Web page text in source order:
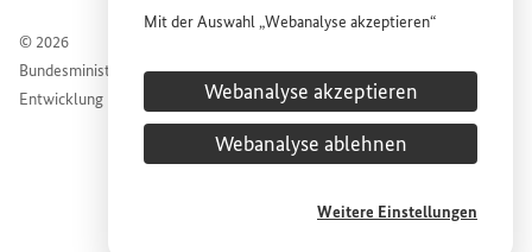
Mit der Auswahl „Webanalyse akzeptieren“
Dienstes „Matomo“ auf derWebsitedes
Bundesministeriums für wirtschaftliche
Entwicklung und Zusammenarbeit (BMZ) zu.
Diese Einwilligung ist freiwillig, für die Nutzung
jederzeit für die Zukunft unterCookie-
Webanalyse akzeptieren
Webanalyse ablehnen
Weitere Einstellungen
© 2026
Bundesministerium für wirtschaftliche Zusammenarbeit und
Entwicklung